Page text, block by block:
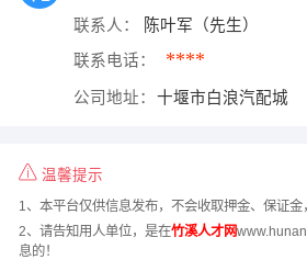
联系人： 陈叶军（先生）
联系电话： ****
公司地址： 十堰市白浪汽配城
温馨提示
1、本平台仅供信息发布，不会收取押金、保证金
2、请告知用人单位，是在竹溪人才网
息的！